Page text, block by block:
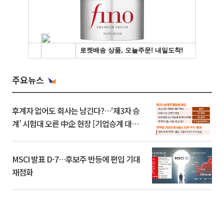
주요뉴스
후계자 없어도 회사는 남긴다?…‘제3자 승
계’ 시험대 오른 中企 현장 [기업승계 대전
MSCI 발표 D-7…후보주 반등에 편입 기대
재점화